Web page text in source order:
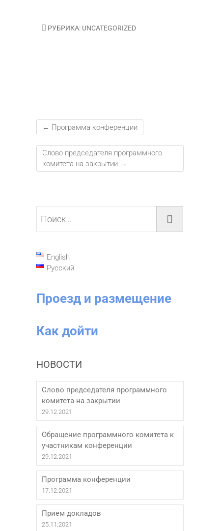
РУБРИКА: UNCATEGORIZED
← Программа конференции
Слово председателя программного
комитета на закрытии →
English
Русский
Проезд и размещение
Как дойти
НОВОСТИ
Слово председателя программного
комитета на закрытии
29.12.2021
Обращение программного комитета к
участникам конференции
29.12.2021
Программа конференции
17.12.2021
Прием докладов
25.11.2021